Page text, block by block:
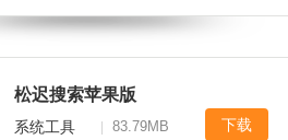
定制的需求，ByWave安卓都能提供全
ByWav
松迟搜索苹果版
系统工具 83.79MB 下载